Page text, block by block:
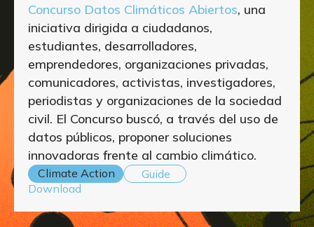
Concurso Datos Climáticos Abiertos, una
iniciativa dirigida a ciudadanos,
estudiantes, desarrolladores,
emprendedores, organizaciones privadas,
comunicadores, activistas, investigadores,
periodistas y organizaciones de la sociedad
civil. El Concurso buscó, a través del uso de
datos públicos, proponer soluciones
innovadoras frente al cambio climático.
Climate Action
Guide
Download